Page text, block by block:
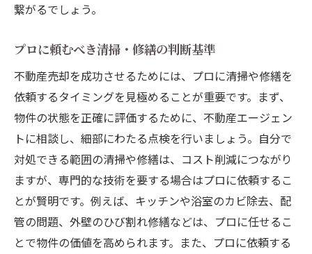
繋がるでしょう。
プロに頼むべき清掃・修繕の判断基準
不動産売却を成功させるためには、プロに清掃や修繕を
依頼するタイミングを見極めることが重要です。まず、
物件の状態を正確に評価するために、不動産エージェン
トに相談し、細部にわたる点検を行いましょう。自分で
対処できる範囲の清掃や修繕は、コスト削減につながり
ますが、専門的な技術を要する場合はプロに依頼するこ
とが賢明です。例えば、キッチンや浴室のカビ除去、配
管の問題、外壁のひび割れ修繕などは、プロに任せるこ
とで物件の価値を高められます。また、プロに依頼する